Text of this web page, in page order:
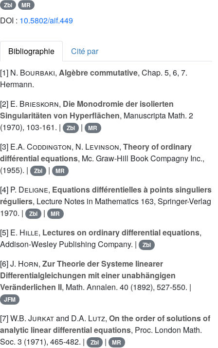
Zbl MR
DOI : 10.5802/aif.449
Bibliographie
Cité par
[1] N. Bourbaki, Algèbre commutative, Chap. 5, 6, 7.
Hermann.
[2] E. Brieskorn, Die Monodromie der isolierten
Singularitäten von Hyperflächen, Manuscripta Math. 2
(1970), 103-161. |
Zbl | MR
[3] E.A. Coddington, N. Levinson, Theory of ordinary
différential equations, Mc. Graw-Hill Book Compagny Inc.,
(1955). |
Zbl | MR
[4] P. Deligne, Equations différentielles à points singuliers
réguliers, Lecture Notes in Mathematics 163, Springer-Verlag
1970. |
Zbl | MR
[5] E. Hille, Lectures on ordinary differential equations,
Addison-Wesley Publishing Company. |
Zbl
[6]J. Horn, Zur Theorie der Systeme linearer
Differentialgleichungen mit einer unabhängigen
Veränderlichen II, Math. Annalen. 40 (1892), 527-550. |
JFM
[7]W.B. Jurkatand D.A. Lutz, On the order of solutions of
analytic linear differential equations, Proc. London Math.
Soc. 3 (1971), 465-482. |
Zbl | MR